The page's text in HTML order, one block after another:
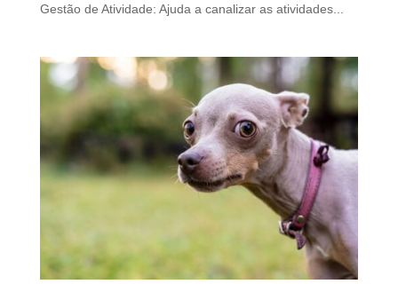
Gestão de Atividade: Ajuda a canalizar as atividades...